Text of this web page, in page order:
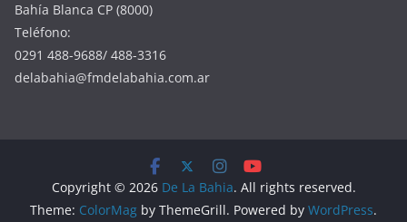
Bahía Blanca CP (8000)
Teléfono:
0291 488-9688/ 488-3316
delabahia@fmdelabahia.com.ar
Copyright © 2026 De La Bahia. All rights reserved.
Theme: ColorMag by ThemeGrill. Powered by WordPress.